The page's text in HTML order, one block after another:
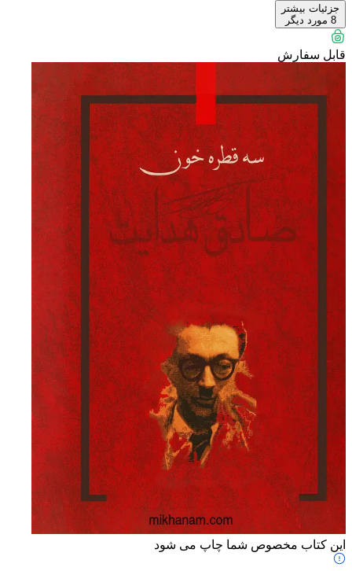
جزئیات بیشتر
8 مورد دیگر
قابل سفارش
این کتاب مخصوص شما چاپ می شود